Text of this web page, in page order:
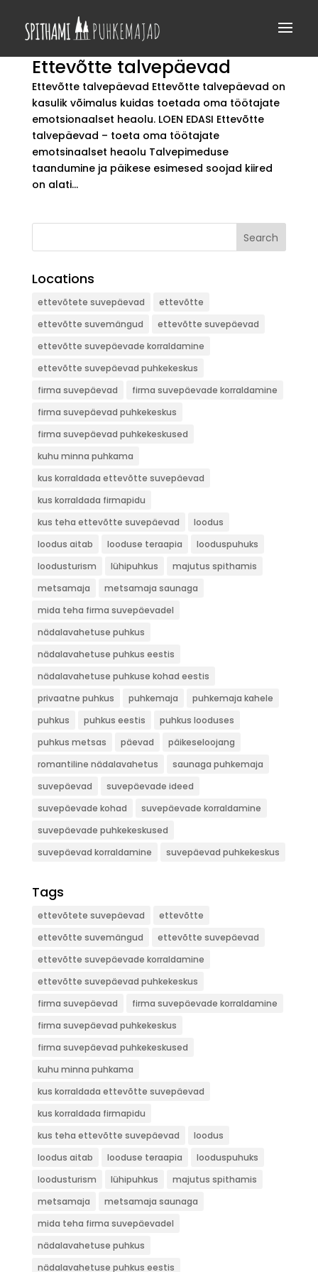
Ettevõtte talvepäevad
Ettevõtte talvepäevad Ettevõtte talvepäevad on
kasulik võimalus kuidas toetada oma töötajate
emotsionaalset heaolu. LOEN EDASI Ettevõtte
talvepäevad – toeta oma töötajate
emotsinaalset heaolu Talvepimeduse
taandumine ja päikese esimesed soojad kiired
on alati...
Search
Locations
ettevõtete suvepäevad
ettevõtte
ettevõtte suvemängud
ettevõtte suvepäevad
ettevõtte suvepäevade korraldamine
ettevõtte suvepäevad puhkekeskus
firma suvepäevad
firma suvepäevade korraldamine
firma suvepäevad puhkekeskus
firma suvepäevad puhkekeskused
kuhu minna puhkama
kus korraldada ettevõtte suvepäevad
kus korraldada firmapidu
kus teha ettevõtte suvepäevad
loodus
loodus aitab
looduse teraapia
looduspuhuks
loodusturism
lühipuhkus
majutus spithamis
metsamaja
metsamaja saunaga
mida teha firma suvepäevadel
nädalavahetuse puhkus
nädalavahetuse puhkus eestis
nädalavahetuse puhkuse kohad eestis
privaatne puhkus
puhkemaja
puhkemaja kahele
puhkus
puhkus eestis
puhkus looduses
puhkus metsas
päevad
päikeseloojang
romantiline nädalavahetus
saunaga puhkemaja
suvepäevad
suvepäevade ideed
suvepäevade kohad
suvepäevade korraldamine
suvepäevade puhkekeskused
suvepäevad korraldamine
suvepäevad puhkekeskus
Tags
ettevõtete suvepäevad
ettevõtte
ettevõtte suvemängud
ettevõtte suvepäevad
ettevõtte suvepäevade korraldamine
ettevõtte suvepäevad puhkekeskus
firma suvepäevad
firma suvepäevade korraldamine
firma suvepäevad puhkekeskus
firma suvepäevad puhkekeskused
kuhu minna puhkama
kus korraldada ettevõtte suvepäevad
kus korraldada firmapidu
kus teha ettevõtte suvepäevad
loodus
loodus aitab
looduse teraapia
looduspuhuks
loodusturism
lühipuhkus
majutus spithamis
metsamaja
metsamaja saunaga
mida teha firma suvepäevadel
nädalavahetuse puhkus
nädalavahetuse puhkus eestis